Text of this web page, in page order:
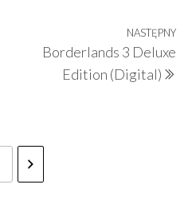
NASTĘPNY
Borderlands 3 Deluxe
Edition (Digital)